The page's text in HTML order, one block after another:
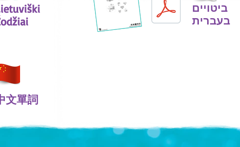
ביטויים
בעברית
文單詞